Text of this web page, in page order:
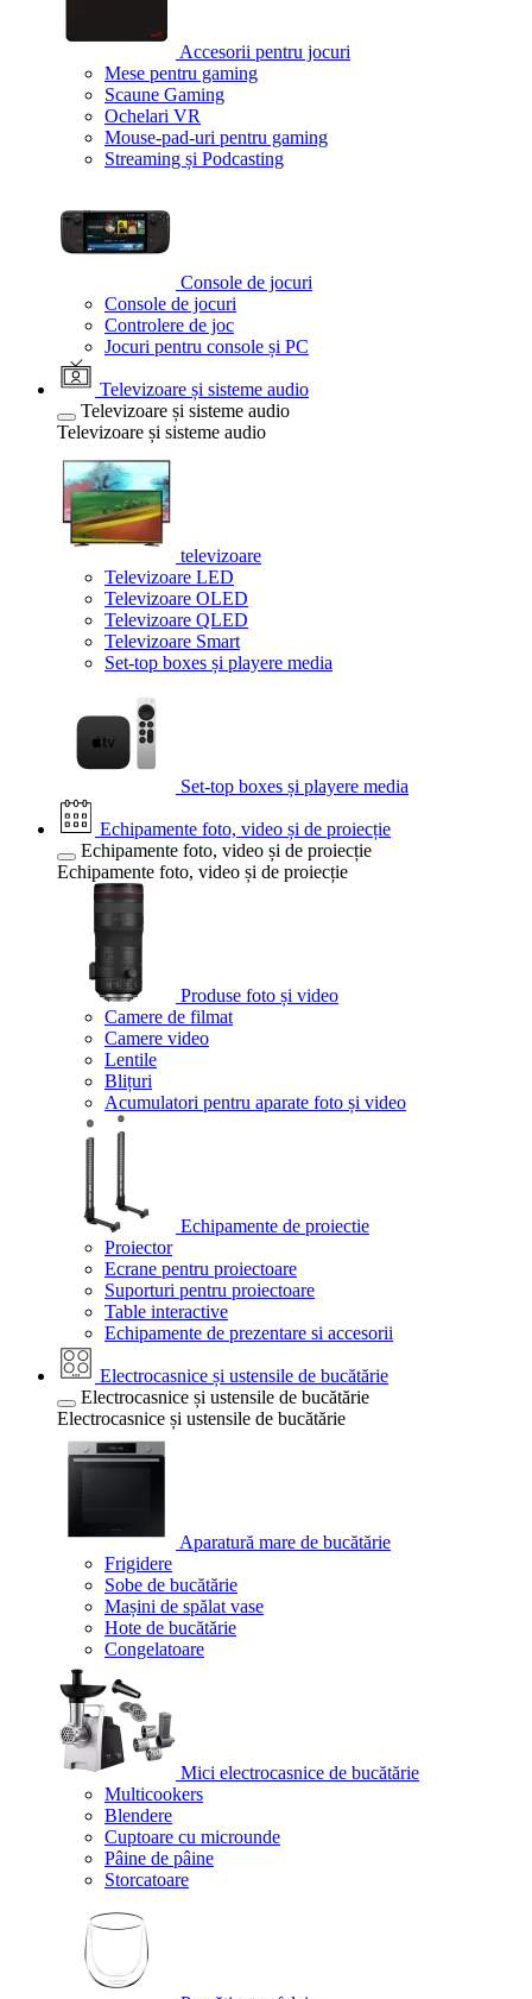
Accesorii pentru jocuri
Mese pentru gaming
Scaune Gaming
Ochelari VR
Mouse-pad-uri pentru gaming
Streaming și Podcasting
Console de jocuri
Console de jocuri
Controlere de joc
Jocuri pentru console și PC
Televizoare și sisteme audio
Televizoare și sisteme audio
Televizoare și sisteme audio
televizoare
Televizoare LED
Televizoare OLED
Televizoare QLED
Televizoare Smart
Set-top boxes și playere media
Set-top boxes și playere media
Echipamente foto, video și de proiecție
Echipamente foto, video și de proiecție
Echipamente foto, video și de proiecție
Produse foto și video
Camere de filmat
Camere video
Lentile
Blițuri
Acumulatori pentru aparate foto și video
Echipamente de proiectie
Proiector
Ecrane pentru proiectoare
Suporturi pentru proiectoare
Table interactive
Echipamente de prezentare si accesorii
Electrocasnice și ustensile de bucătărie
Electrocasnice și ustensile de bucătărie
Electrocasnice și ustensile de bucătărie
Aparatură mare de bucătărie
Frigidere
Sobe de bucătărie
Mașini de spălat vase
Hote de bucătărie
Congelatoare
Mici electrocasnice de bucătărie
Multicookers
Blendere
Cuptoare cu microunde
Pâine de pâine
Storcatoare